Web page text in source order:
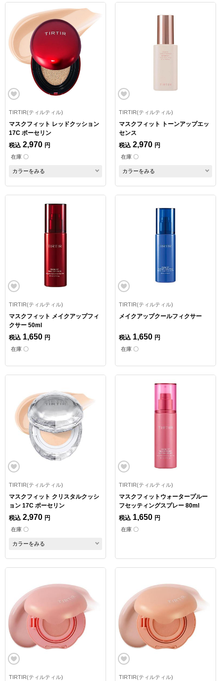
TIRTIR(ティルティル)
マスクフィット レッドクッション
17C ポーセリン
税込 2,970 円
在庫 〇
カラーをみる
TIRTIR(ティルティル)
マスクフィット トーンアップエッ
センス
税込 2,970 円
在庫 〇
カラーをみる
TIRTIR(ティルティル)
マスクフィット メイクアップフィ
クサー 50ml
税込 1,650 円
在庫 〇
TIRTIR(ティルティル)
メイクアップクールフィクサー
税込 1,650 円
在庫 〇
TIRTIR(ティルティル)
マスクフィット クリスタルクッシ
ョン 17C ポーセリン
税込 2,970 円
在庫 〇
カラーをみる
TIRTIR(ティルティル)
マスクフィットウォータープルー
フセッティングスプレー 80ml
税込 1,650 円
在庫 〇
TIRTIR(ティルティル) TIRTIR(ティルティル)